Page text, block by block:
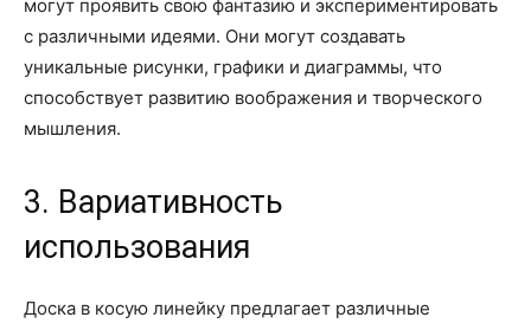
могут проявить свою фантазию и экспериментировать
с различными идеями. Они могут создавать
уникальные рисунки, графики и диаграммы, что
способствует развитию воображения и творческого
мышления.
3. Вариативность
использования
Доска в косую линейку предлагает различные